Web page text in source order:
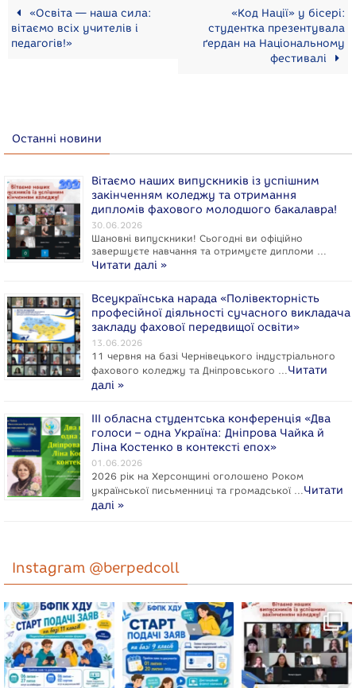
«Освіта — наша сила:
вітаємо всіх учителів і
педагогів!»
«Код Нації» у бісері:
студентка презентувала
ґердан на Національному
фестивалі
Останні новини
Вітаємо наших випускників із успішним
закінченням коледжу та отримання
дипломів фахового молодшого бакалавра!
30.06.2026
Шановні випускники! Сьогодні ви офіційно
завершуєте навчання та отримуєте дипломи …
Читати далі »
Всеукраїнська нарада «Полівекторність
професійної діяльності сучасного викладача
закладу фахової передвищої освіти»
13.06.2026
11 червня на базі Чернівецького індустріального
фахового коледжу та Дніпровського … Читати
далі »
ІІІ обласна студентська конференція «Два
голоси – одна Україна: Дніпрова Чайка й
Ліна Костенко в контексті епох»
01.06.2026
2026 рік на Херсонщині оголошено Роком
укpaїнcької письменниці та громадської … Читати
далі »
Instagram @berpedcoll